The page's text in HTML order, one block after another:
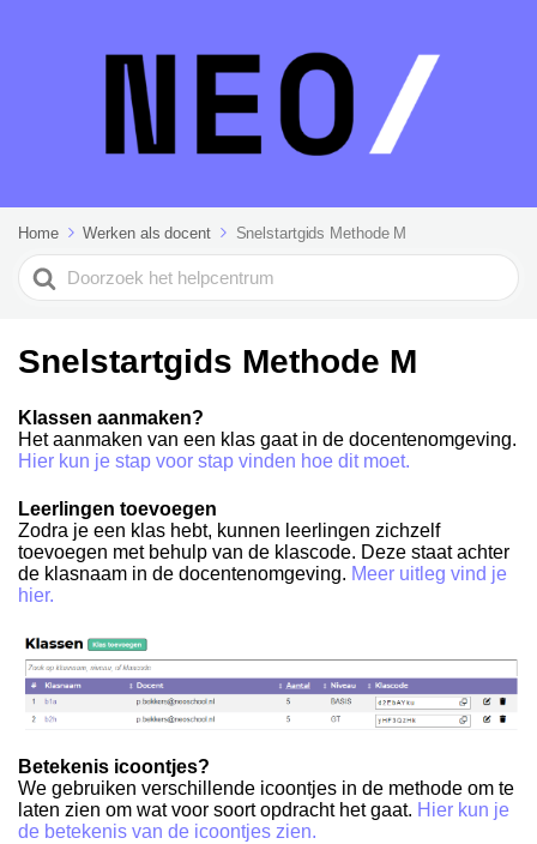
Home Werken als docent Snelstartgids Methode M
Search
For
Snelstartgids Methode M
Klassen aanmaken?
Het aanmaken van een klas gaat in de docentenomgeving.
Hier kun je stap voor stap vinden hoe dit moet.
Leerlingen toevoegen
Zodra je een klas hebt, kunnen leerlingen zichzelf
toevoegen met behulp van de klascode. Deze staat achter
de klasnaam in de docentenomgeving. Meer uitleg vind je
hier.
Betekenis icoontjes?
We gebruiken verschillende icoontjes in de methode om te
laten zien om wat voor soort opdracht het gaat. Hier kun je
de betekenis van de icoontjes zien.